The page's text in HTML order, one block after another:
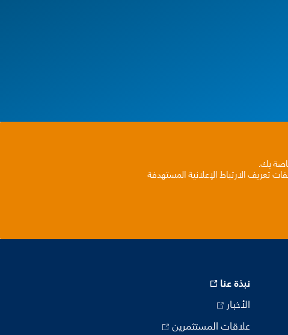
بك.
تعريف الارتباط الإعلانية المستهدفة
نبذة عنا
الأخبار
علاقات المستثمرين